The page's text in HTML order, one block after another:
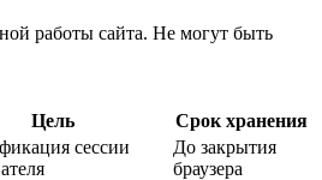
работы сайта. Не могут быть
Цель Срок хранения
сессии
До закрытия
браузера